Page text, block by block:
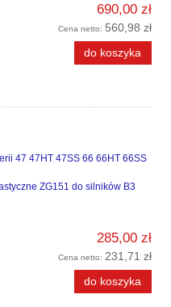
690,00 zł
Cena netto: 560,98 zł
do koszyka
47 47HT 47SS 66 66HT 66SS
ZG151 do silników B3
285,00 zł
Cena netto: 231,71 zł
do koszyka